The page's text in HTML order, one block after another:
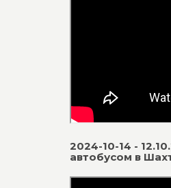
2024-10-14 -
автобусом в